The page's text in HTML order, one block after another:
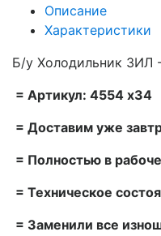
Описание
Характеристики
Б/у Холодильник ЗИЛ -
= Артикул: 4554 х34
= Доставим уже
= Полностью в
= Техническое
= Заменили все